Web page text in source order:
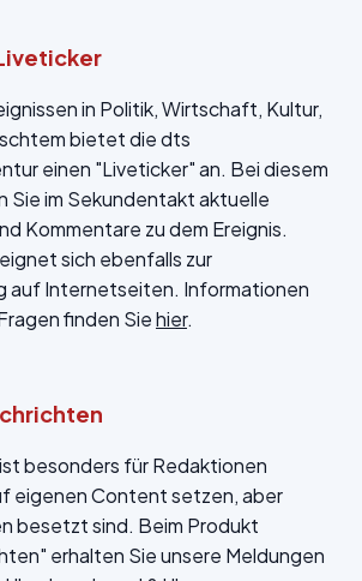
in Politik, Wirtschaft, Kultur,
bietet die dts
einen "Liveticker" an. Bei diesem
Sie im Sekundentakt aktuelle
Kommentare zu dem Ereignis.
sich ebenfalls zur
auf Internetseiten. Informationen
finden Siehier.
besonders für Redaktionen
eigenen Content setzen, aber
besetzt sind. Beim Produkt
erhalten Sie unsere Meldungen